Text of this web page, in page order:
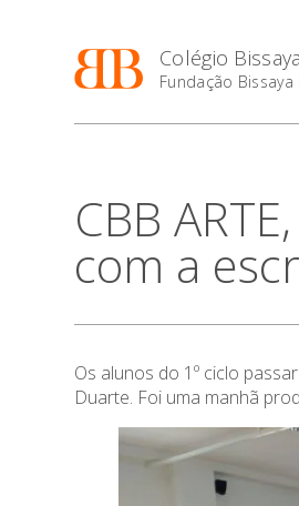
Colégio
Fundação
CBB
com a
Os alunos do 1º ciclo
Duarte. Foi uma manhã